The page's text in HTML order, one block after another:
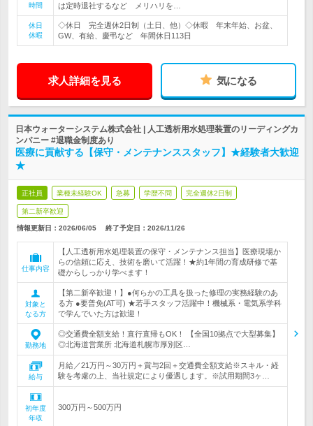
時間
は定時退社するなど メリハリを…
休日
休暇
◇休日 完全週休2日制（土日、他）◇休暇 年末年始、お盆、
GW、有給、慶弔など 年間休日113日
求人詳細を見る 気になる
日本ウォーターシステム株式会社 | 人工透析用水処理装置のリーディングカ
ンパニー #退職金制度あり
医療に貢献する【保守・メンテナンススタッフ】★経験者大歓迎
★
正社員 業種未経験OK 急募 学歴不問 完全週休2日制
第二新卒歓迎
情報更新日：2026/06/05 終了予定日： 2026/11/26
仕事内容
【人工透析用水処理装置の保守・メンテナンス担当】医療現場か
らの信頼に応え、技術を磨いて活躍！★約1年間の育成研修で基
礎からしっかり学べます！
対象と
なる方
【第二新卒歓迎！】●何らかの工具を扱った修理の実務経験のあ
る方 ●要普免(AT可) ★若手スタッフ活躍中！機械系・電気系学科
で学んでいた方は歓迎！
勤務地
◎交通費全額支給！直行直帰もOK！ 【全国10拠点で大型募集】
◎北海道営業所 北海道札幌市厚別区…
給与
月給／21万円～30万円＋賞与2回＋交通費全額支給※スキル・経
験を考慮の上、当社規定により優遇します。※試用期間3ヶ…
初年度
年収
300万円～500万円